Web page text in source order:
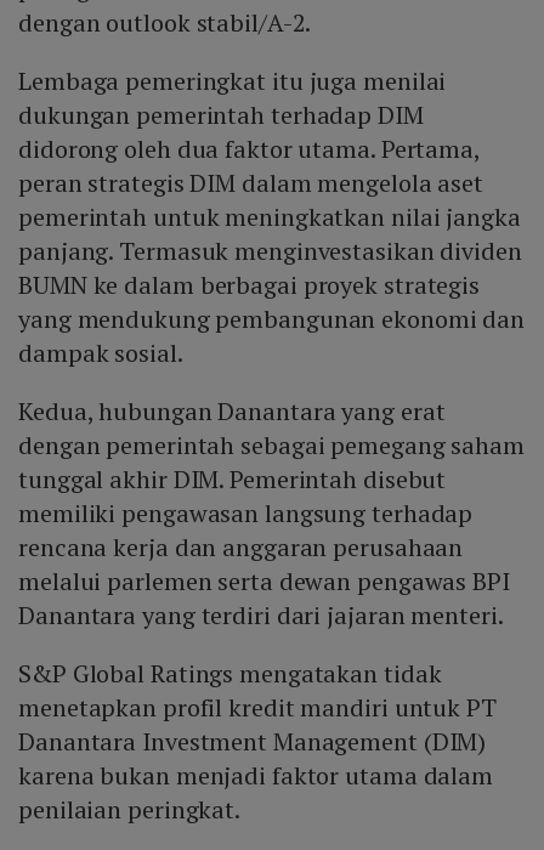
dengan outlook stabil/A-2.
Lembaga pemeringkat itu juga menilai
dukungan pemerintah terhadap DIM
didorong oleh dua faktor utama. Pertama,
peran strategis DIM dalam mengelola aset
pemerintah untuk meningkatkan nilai jangka
panjang. Termasuk menginvestasikan dividen
BUMN ke dalam berbagai proyek strategis
yang mendukung pembangunan ekonomi dan
dampak sosial.
Kedua, hubungan Danantara yang erat
dengan pemerintah sebagai pemegang saham
tunggal akhir DIM. Pemerintah disebut
memiliki pengawasan langsung terhadap
rencana kerja dan anggaran perusahaan
melalui parlemen serta dewan pengawas BPI
Danantara yang terdiri dari jajaran menteri.
S&P Global Ratings mengatakan tidak
menetapkan profil kredit mandiri untuk PT
Danantara Investment Management (DIM)
karena bukan menjadi faktor utama dalam
penilaian peringkat.